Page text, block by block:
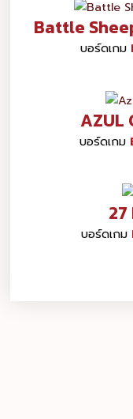
Battle
บอร์ดเกม
AZUL
บอร์ดเกม
บอร์ดเกม